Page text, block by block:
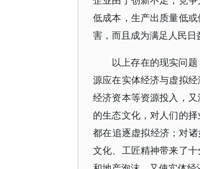
低成本，生产出质量低
害，而且成为满足人民日
以上存在的现实问
源应在实体经济与虚拟
经济资本等资源投入，
的生态文化，对人们的
都在追逐虚拟经济；对
文化、工匠精神带来了